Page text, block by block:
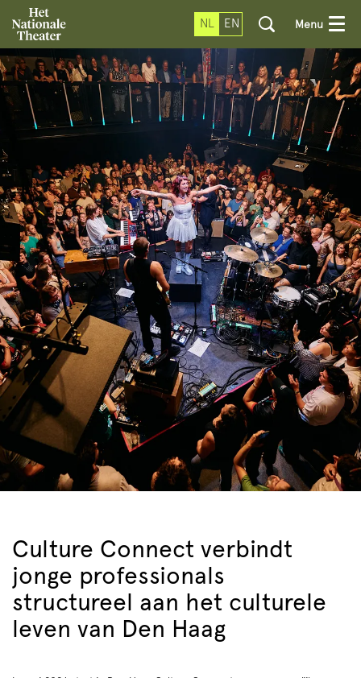
NL EN Menu
Culture Connect verbindt
jonge professionals
structureel aan het culturele
leven van Den Haag